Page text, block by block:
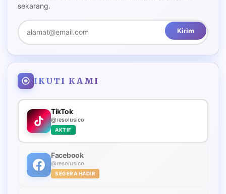
sekarang.
Kirim
IKUTI KAMI
TikTok
@resolusico
AKTIF
Facebook
@resolusico
SEGERA HADIR